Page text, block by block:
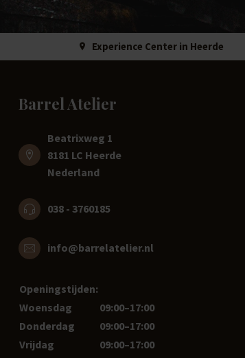
Experience Center in Heerde
Barrel Atelier
Beatrixweg 1
8181 LC Heerde
Nederland
038 - 3760185
info@barrelatelier.nl
Openingstijden:
Woensdag
09:00–17:00
Donderdag
09:00–17:00
Vrijdag
09:00–17:00